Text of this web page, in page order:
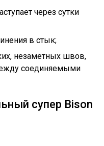
через сутки
в стык;
незаметных швов,
соединяемыми
супер Bison